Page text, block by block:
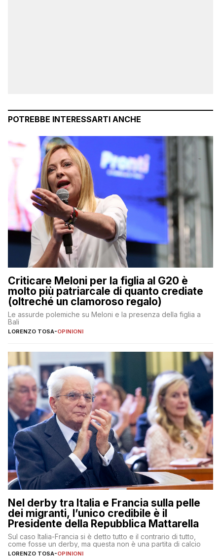
POTREBBE INTERESSARTI ANCHE
Criticare Meloni per la figlia al G20 è
molto più patriarcale di quanto crediate
(oltreché un clamoroso regalo)
Le assurde polemiche su Meloni e la presenza della figlia a
Bali
LORENZO TOSA-OPINIONI
Nel derby tra Italia e Francia sulla pelle
dei migranti, l’unico credibile è il
Presidente della Repubblica Mattarella
Sul caso Italia-Francia si è detto tutto e il contrario di tutto,
come fosse un derby, ma questa non è una partita di calcio
LORENZO TOSA-OPINIONI